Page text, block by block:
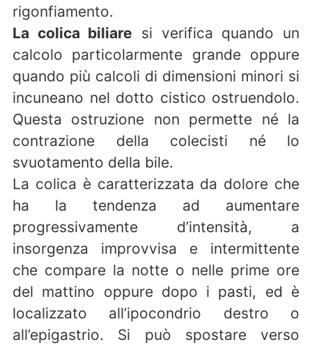
rigonfiamento.
La colica biliare si verifica quando un
calcolo particolarmente grande oppure
quando più calcoli di dimensioni minori si
incuneano nel dotto cistico ostruendolo.
Questa ostruzione non permette né la
contrazione della colecisti né lo
svuotamento della bile.
La colica è caratterizzata da dolore che
ha la tendenza ad aumentare
progressivamente d’intensità, a
insorgenza improvvisa e intermittente
che compare la notte o nelle prime ore
del mattino oppure dopo i pasti, ed è
localizzato all’ipocondrio destro o
all’epigastrio. Si può spostare verso